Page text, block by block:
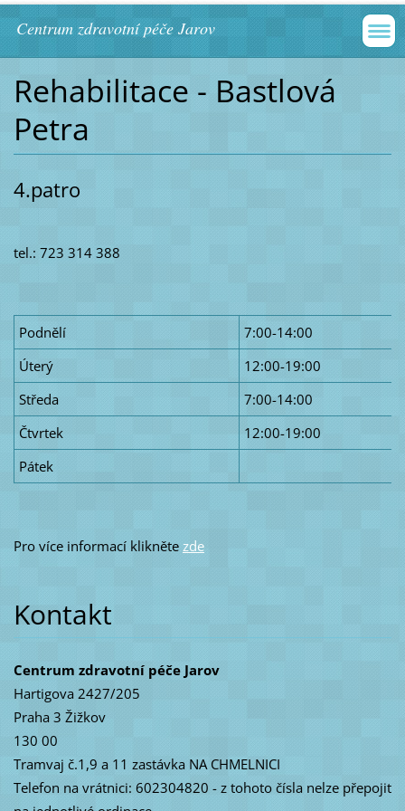
Centrum zdravotní péče Jarov
Rehabilitace - Bastlová
Petra
4.patro
tel.: 723 314 388
Podnělí
7:00-14:00
Úterý
12:00-19:00
Středa
7:00-14:00
Čtvrtek
12:00-19:00
Pátek
Pro více informací klikněte zde
Kontakt
Centrum zdravotní péče Jarov
Hartigova 2427/205
Praha 3 Žižkov
130 00
Tramvaj č.1,9 a 11 zastávka NA CHMELNICI
Telefon na vrátnici: 602304820 - z tohoto čísla nelze přepojit